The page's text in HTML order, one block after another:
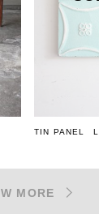
TIN PANEL
MORE